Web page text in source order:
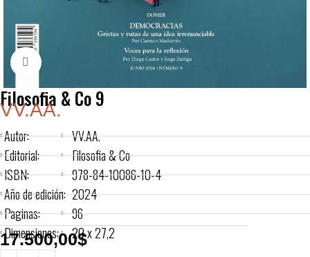
Click to enlarge
Filosofia & Co 9
VV.AA.
Autor:
Editorial:
ISBN:
Año de edición:
Paginas:
Dimensiones:
VV.AA.
Filosofia & Co
978-84-10086-10-4
2024
96
20 x 27,2
17.500,00$